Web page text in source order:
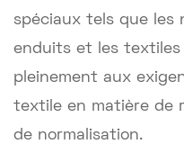
spéciaux tels que les
enduits et les textiles
pleinement aux
textile en matière de
de normalisation.